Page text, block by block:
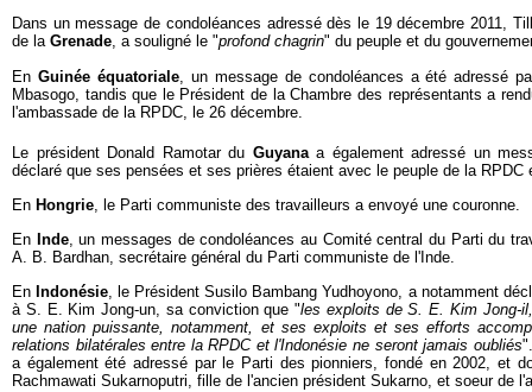
Dans un message de condoléances adressé dès le 19 décembre 2011,
de la Grenade, a souligné le "profond chagrin" du peuple et du
En Guinée équatoriale, un message de condoléances a été adressé
Mbasogo, tandis que le Président de la Chambre des représentants a
l'ambassade de la RPDC, le 26 décembre.
Le président Donald Ramotar du Guyanaa également adressé un
déclaré que ses pensées et ses prières étaient avec le peuple de la RPDC
En Hongrie, le Parti communiste des travailleurs a envoyé une couronne.
En Inde, un messages de condoléances au Comité central du Parti du
A. B. Bardhan, secrétaire général du Parti communiste de l'Inde.
En Indonésie, le Président Susilo Bambang Yudhoyono, a notamment
à S. E. Kim Jong-un, sa conviction que "les exploits de S. E. Kim Jong-
une nation puissante, notamment, et ses exploits et ses efforts
relations bilatérales entre la RPDC et l'Indonésie ne seront jamais oubliés
a également été adressé par le Parti des pionniers, fondé en 2002, et
Rachmawati Sukarnoputri, fille de l'ancien président Sukarno, et soeur de